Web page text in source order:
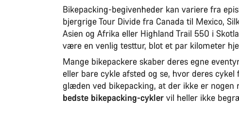
Bikepacking-begivenheder kan variere fra
bjergrige Tour Divide fra Canada til Mexico,
Asien og Afrika eller Highland Trail 550 i
være en venlig testtur, blot et par kilometer
Mange bikepackere skaber deres egne
eller bare cykle afsted og se, hvor deres
glæden ved bikepacking, at der ikke er
bedste bikepacking-cykler vil heller ikke